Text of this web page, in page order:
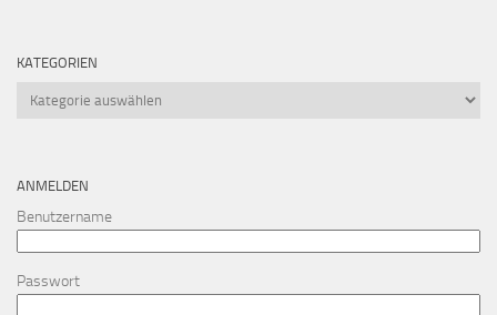
KATEGORIEN
Kategorien
ANMELDEN
Benutzername
Passwort